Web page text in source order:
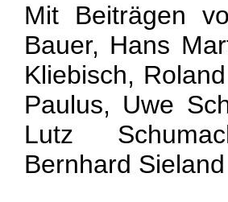
Mit Beiträgen
Bauer, Hans
Kliebisch,
Paulus, Uwe
Lutz
Bernhard Sieland